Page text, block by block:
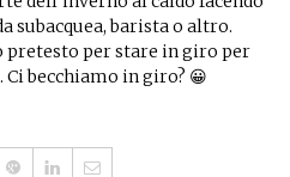
subacquea, barista o altro.
pretesto per stare in giro per
becchiamo in giro? 😀